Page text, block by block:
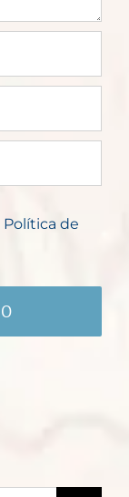
Política de